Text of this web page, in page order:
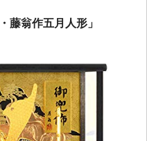
藤翁作五月人形」